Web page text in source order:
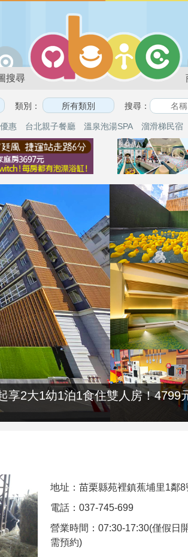
搜尋
類別： 搜尋：
惠 台北親子餐廳 溫泉泡湯SPA 溜滑梯民宿
2大1幼1泊1食住雙人房！4799
地址：苗栗縣苑裡鎮蕉埔里1鄰8
電話：037-745-699
營業時間：07:30-17:30(僅假日
需預約)